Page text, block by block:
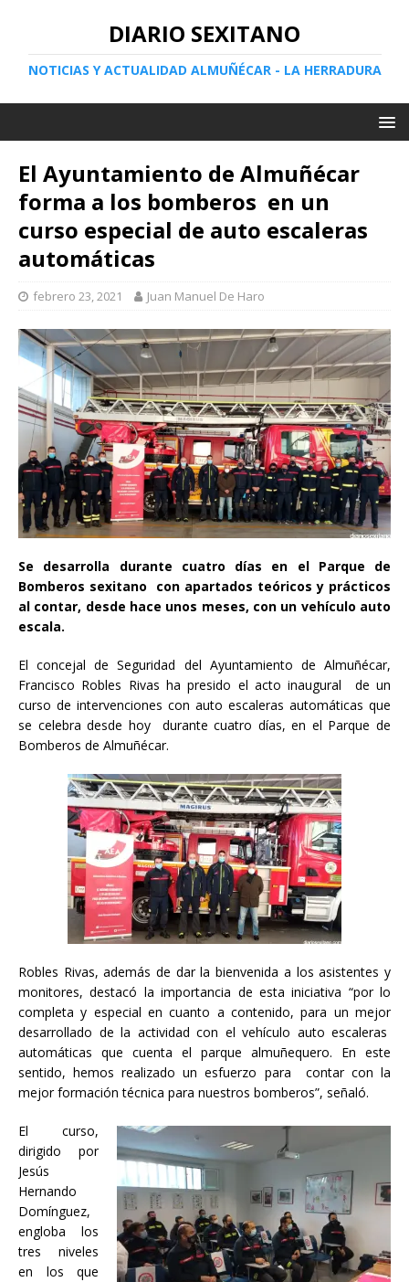
DIARIO SEXITANO
NOTICIAS Y ACTUALIDAD ALMUÑÉCAR - LA HERRADURA
El Ayuntamiento de Almuñécar
forma a los bomberos en un
curso especial de auto escaleras
automáticas
febrero 23, 2021 Juan Manuel De Haro
Se desarrolla durante cuatro días en el Parque de
Bomberos sexitano con apartados teóricos y prácticos
al contar, desde hace unos meses, con un vehículo auto
escala.
El concejal de Seguridad del Ayuntamiento de Almuñécar,
Francisco Robles Rivas ha presido el acto inaugural de un
curso de intervenciones con auto escaleras automáticas que
se celebra desde hoy durante cuatro días, en el Parque de
Bomberos de Almuñécar.
Robles Rivas, además de dar la bienvenida a los asistentes y
monitores, destacó la importancia de esta iniciativa “por lo
completa y especial en cuanto a contenido, para un mejor
desarrollado de la actividad con el vehículo auto escaleras
automáticas que cuenta el parque almuñequero. En este
sentido, hemos realizado un esfuerzo para contar con la
mejor formación técnica para nuestros bomberos”, señaló.
El curso,
dirigido por
Jesús
Hernando
Domínguez,
engloba los
tres niveles
en los que